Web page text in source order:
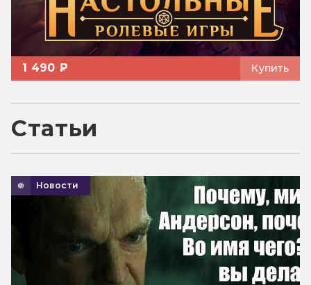
1 490 ₽ Купить
Статьи
Новости